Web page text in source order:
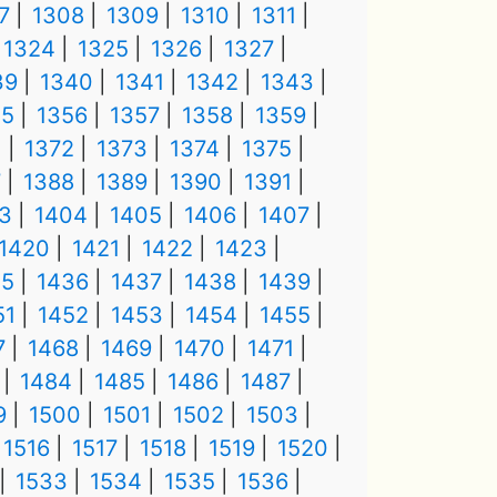
1308 1309 1310
1311
1324
1325 1326
1327
1340 1341 1342
1343
1356 1357 1358
1359
1372 1373 1374
1375
1388 1389 1390
1391
1404 1405 1406
1407
1421 1422
1423
1436 1437 1438
1439
1452 1453 1454
1455
1468 1469 1470
1471
1484
1485 1486
1487
1500 1501 1502
1503
1516
1517 1518 1519
1520
1533
1534 1535 1536